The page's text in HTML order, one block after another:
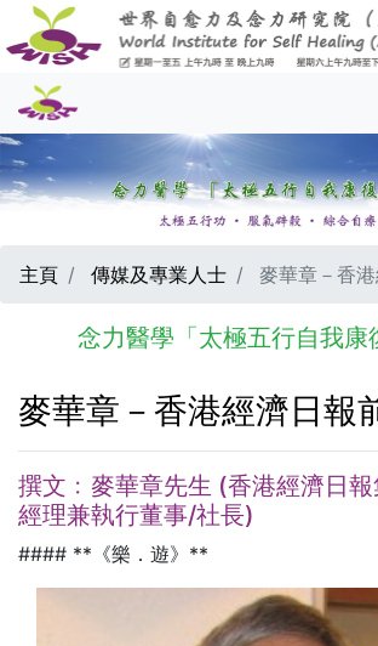
主頁 傳媒及專業人士 麥華章－香
念力醫學「太極五行自我康
麥華章－香港經濟日報
撰文﹕麥華章先生 (香港經濟日
經理兼執行董事/社長)
#### **《樂．遊》**